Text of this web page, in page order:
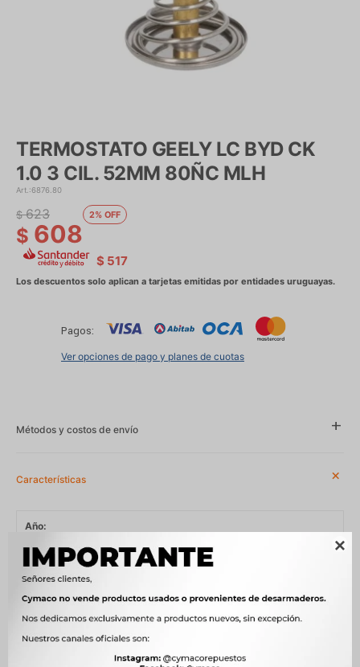

TERMOSTATO GEELY LC BYD CK
1.0 3 CIL. 52MM 80ÑC MLH
6876.80
$ 608
$ 623 2
$ 517
Pagos:
Ver opciones de pago y planes de cuotas
Métodos y costos de envío
Características
Año
1997 - 2006, 1998 - 2005, 2005 - 2012, 2008 - 2014, 2010 - 2017,
2012 - 2014, 2015 - 2018, 2015 - 2019
Compatibilidad BYD, DAIHATSU, GEELY